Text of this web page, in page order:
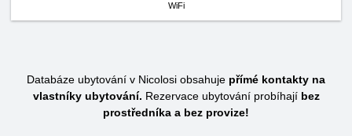
WiFi
Databáze ubytování v Nicolosi obsahuje přímé kontakty na
vlastníky ubytování. Rezervace ubytování probíhají bez
prostředníka a bez provize!